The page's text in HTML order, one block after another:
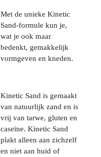
Met de unieke Kinetic
Sand-formule kun je,
wat je ook maar
bedenkt, gemakkelijk
vormgeven en kneden.
Kinetic Sand is gemaakt
van natuurlijk zand en is
vrij van tarwe, gluten en
caseïne. Kinetic Sand
plakt alleen aan zichzelf
en niet aan huid of